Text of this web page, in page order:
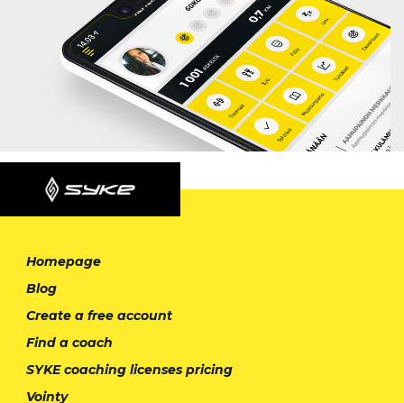
Homepage
Blog
Create a free account
Find a coach
SYKE coaching licenses pricing
Vointy